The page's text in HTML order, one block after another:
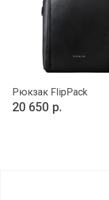
Рюкзак FlipPack
20 650 р.